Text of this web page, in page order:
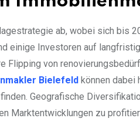
ab, wobei sich bis
einige Investoren auf
Flipping von
Bielefeld können dabei
Geografische
Marktentwicklungen zu